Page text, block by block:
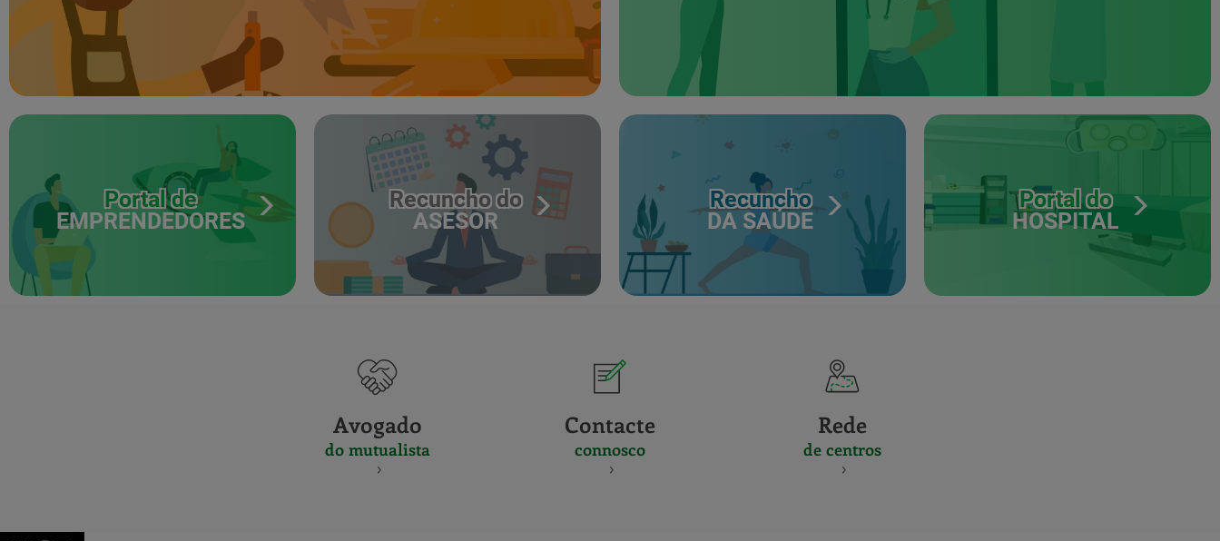
Portal de
EMPRENDEDORES
Recuncho do
ASESOR
Recuncho
DA SAÚDE
Portal do
HOSPITAL
Avogado
do mutualista
Contacte
connosco
Rede
de centros